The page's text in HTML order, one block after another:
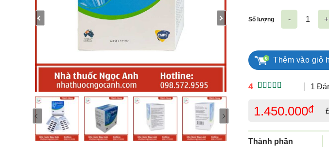
4
đánh giá
1
1.450.000đ
Thành phần
Số lượng
Thêm vào giỏ